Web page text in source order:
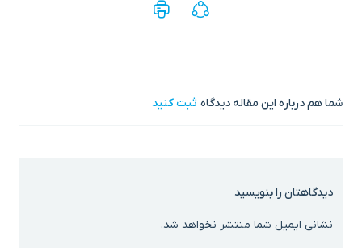
شما هم درباره این مقاله دیدگاه ثبت کنید
دیدگاهتان را بنویسید
نشانی ایمیل شما منتشر نخواهد شد.